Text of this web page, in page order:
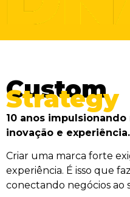
Custom
Strategy
10 anos
inovação e experiência.
Criar uma marca forte
experiência. É isso que
conectando negócios ao